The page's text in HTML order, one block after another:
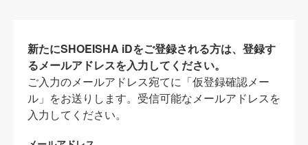
新たにSHOEISHA iDをご登録される方は、登録す
るメールアドレスを入力してください。
ご入力のメールアドレス宛てに「仮登録確認メー
ル」をお送りします。受信可能なメールアドレスを
入力してください。